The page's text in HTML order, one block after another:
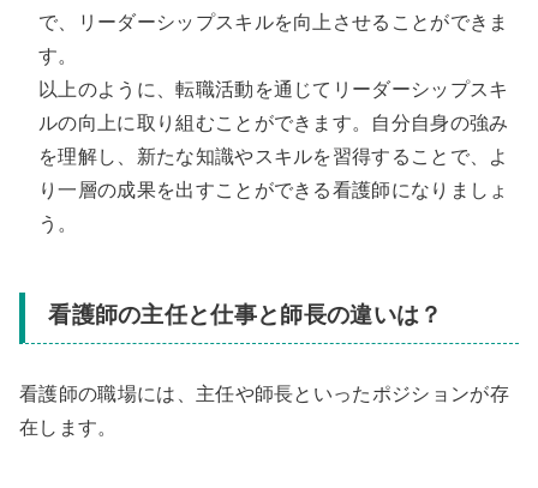
で、リーダーシップスキルを向上させることができま
す。
以上のように、転職活動を通じてリーダーシップスキ
ルの向上に取り組むことができます。自分自身の強み
を理解し、新たな知識やスキルを習得することで、よ
り一層の成果を出すことができる看護師になりましょ
う。
看護師の主任と仕事と師長の違いは？
看護師の職場には、主任や師長といったポジションが存
在します。